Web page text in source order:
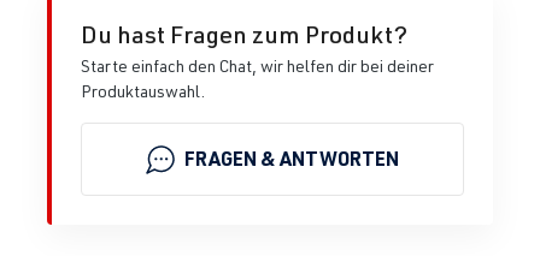
Du hast Fragen zum Produkt?
Starte einfach den Chat, wir helfen dir bei deiner
Produktauswahl.
FRAGEN & ANTWORTEN